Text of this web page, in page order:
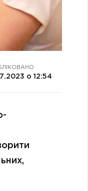
о 12:54